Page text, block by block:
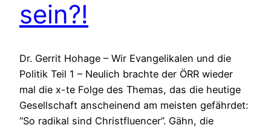
sein?!
Dr. Gerrit Hohage – Wir Evangelikalen und die
Politik Teil 1 – Neulich brachte der ÖRR wieder
mal die x-te Folge des Themas, das die heutige
Gesellschaft anscheinend am meisten gefährdet:
“So radikal sind Christfluencer”. Gähn, die